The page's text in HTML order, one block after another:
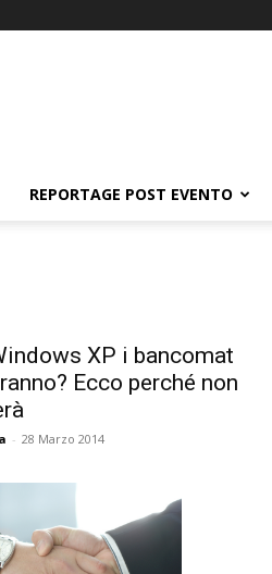
REPORTAGE POST EVENTO
XP i bancomat
Ecco perché non
- 28 Marzo 2014